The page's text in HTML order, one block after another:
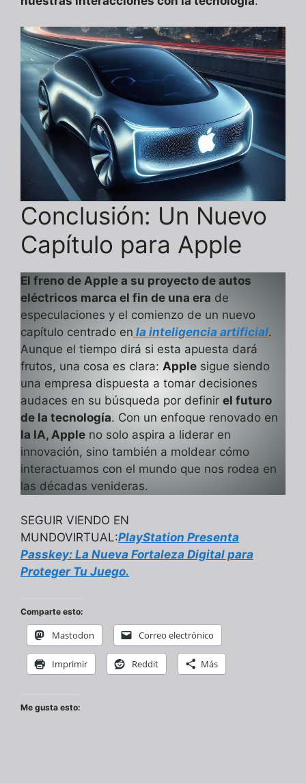
Conclusión: Un Nuevo
Capítulo para Apple
El freno de Apple a su proyecto de autos
eléctricos marca el fin de una era de
especulaciones y el comienzo de un nuevo
capítulo centrado en la inteligencia artificial.
Aunque el tiempo dirá si esta apuesta dará
frutos, una cosa es clara: Apple sigue siendo
una empresa dispuesta a tomar decisiones
audaces en su búsqueda por definir el futuro
de la tecnología. Con un enfoque renovado en
la IA, Apple no solo aspira a liderar en
innovación, sino también a moldear cómo
interactuamos con el mundo que nos rodea en
las décadas venideras.
SEGUIR VIENDO EN
MUNDOVIRTUAL:PlayStation Presenta
Passkey: La Nueva Fortaleza Digital para
Proteger Tu Juego.
Comparte esto:
Mastodon Correo electrónico
Imprimir Reddit Más
Me gusta esto: